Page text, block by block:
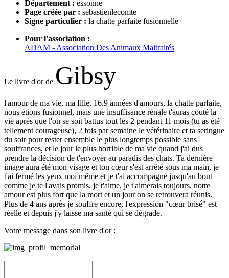
Département : essonne
Page créée par : sebastienlecomte
Signe particulier : la chatte parfaite fusionnelle
Pour l'association :
ADAM - Association Des Animaux Maltraités
Le livre d'or de Gibsy
l'amour de ma vie, ma fille, 16.9 années d'amours, la chatte parfaite,
nous étions fusionnel, mais une insuffisance rénale t'auras couté la
vie après que l'on se soit battus tout les 2 pendant 11 mois (tu as été
tellement courageuse), 2 fois par semaine le vétérinaire et ta seringue
du soir pour rester ensemble le plus longtemps possible sans
souffrances, et le jour le plus horrible de ma vie quand j'ai dus
prendre la décision de t'envoyer au paradis des chats. Ta dernière
image aura été mon visage et ton cœur s'est arrêté sous ma main, je
t'ai fermé les yeux moi même et je t'ai accompagné jusqu'au bout
comme je te l'avais promis. je t'aime, je t'aimerais toujours, notre
amour est plus fort que la mort et un jour on se retrouvera réunis.
Plus de 4 ans après je souffre encore, l'expression "cœur brisé" est
réelle et depuis j'y laisse ma santé qui se dégrade.
Votre message dans son livre d'or :